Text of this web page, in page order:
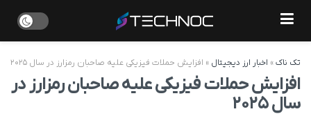
تک ناک» اخبار ارز دیجیتال » افزایش حملات فیزیکی علیه صاحبان رمزارز در سال ۲۰۲۵
افزایش حملات فیزیکی علیه صاحبان رمزارز در
سال ۲۰۲۵